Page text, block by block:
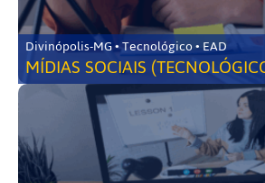
Divinópolis-MG • Tecnológico • EAD
MÍDIAS SOCIAIS